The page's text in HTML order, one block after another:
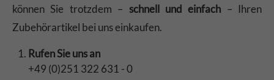
können Sie trotzdem – schnell und einfach – Ihren
Zubehörartikel bei uns einkaufen.
Rufen Sie uns an
+49 (0)251 322 631 - 0